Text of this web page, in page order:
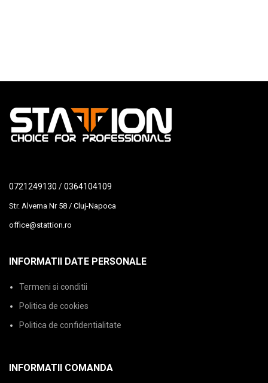
0721249130 /0364104109
Str. Alverna Nr 58 / Cluj-Napoca
office@stattion.ro
INFORMATII DATE PERSONALE
Termeni si conditii
Politica de cookies
Politica de confidentialitate
INFORMATII COMANDA